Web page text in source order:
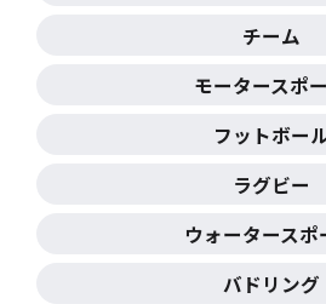
チーム
モータースポ
フットボー
ラグビー
ウォータースポ
バドリング